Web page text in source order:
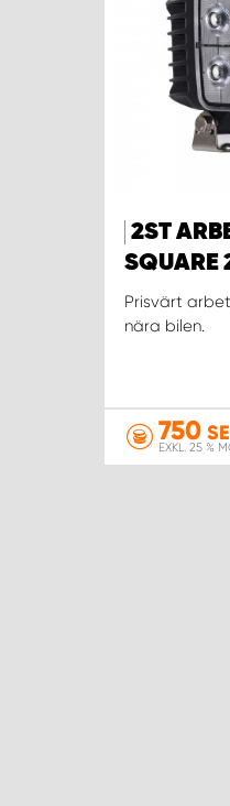
2ST
SQUARE
Prisvärt
nära bilen.
750
EXKL. 25 %